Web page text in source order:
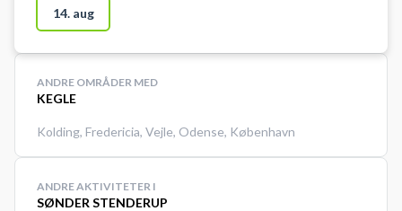
opholdsfaciliteter og god oversigt
over banerne.
14. aug
ANDRE OMRÅDER MED
KEGLE
Kolding, Fredericia, Vejle, Odense, København
ANDRE AKTIVITETER I
SØNDER STENDERUP